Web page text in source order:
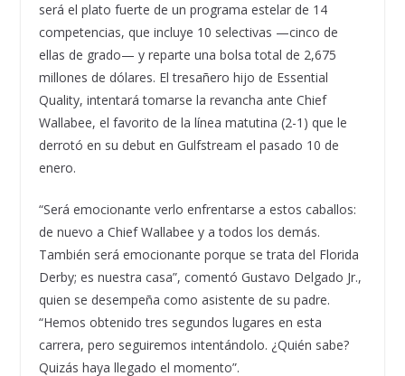
será el plato fuerte de un programa estelar de 14
competencias, que incluye 10 selectivas —cinco de
ellas de grado— y reparte una bolsa total de 2,675
millones de dólares. El tresañero hijo de Essential
Quality, intentará tomarse la revancha ante Chief
Wallabee, el favorito de la línea matutina (2-1) que le
derrotó en su debut en Gulfstream el pasado 10 de
enero.
“Será emocionante verlo enfrentarse a estos caballos:
de nuevo a Chief Wallabee y a todos los demás.
También será emocionante porque se trata del Florida
Derby; es nuestra casa”, comentó Gustavo Delgado Jr.,
quien se desempeña como asistente de su padre.
“Hemos obtenido tres segundos lugares en esta
carrera, pero seguiremos intentándolo. ¿Quién sabe?
Quizás haya llegado el momento”.